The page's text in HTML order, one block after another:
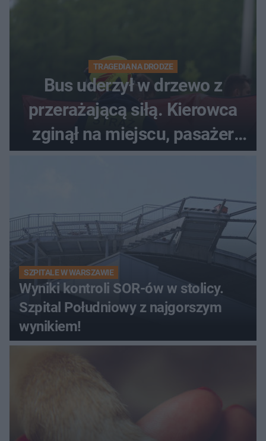
TRAGEDIA NA DRODZE
Bus uderzył w drzewo z
przerażającą siłą. Kierowca
zginął na miejscu, pasażer
walczy o życie
SZPITALE W WARSZAWIE
Wyniki kontroli SOR-ów w stolicy.
Szpital Południowy z najgorszym
wynikiem!